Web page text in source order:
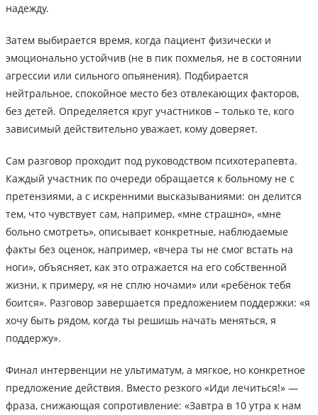
надежду.
Затем выбирается время, когда пациент физически и
эмоционально устойчив (не в пик похмелья, не в состоянии
агрессии или сильного опьянения). Подбирается
нейтральное, спокойное место без отвлекающих факторов,
без детей. Определяется круг участников – только те, кого
зависимый действительно уважает, кому доверяет.
Сам разговор проходит под руководством психотерапевта.
Каждый участник по очереди обращается к больному не с
претензиями, а с искренними высказываниями: он делится
тем, что чувствует сам, например, «мне страшно», «мне
больно смотреть», описывает конкретные, наблюдаемые
факты без оценок, например, «вчера ты не смог встать на
ноги», объясняет, как это отражается на его собственной
жизни, к примеру, «я не сплю ночами» или «ребёнок тебя
боится». Разговор завершается предложением поддержки: «я
хочу быть рядом, когда ты решишь начать меняться, я
поддержу».
Финал интервенции не ультиматум, а мягкое, но конкретное
предложение действия. Вместо резкого «Иди лечиться!» —
фраза, снижающая сопротивление: «Завтра в 10 утра к нам